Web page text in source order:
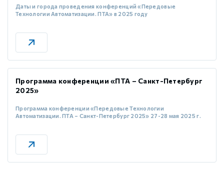
Даты и города проведения конференций «Передовые
Технологии Автоматизации. ПТА» в 2025 году
Программа конференции «ПТА – Санкт-Петербург
2025»
Программа конференции «Передовые Технологии
Автоматизации. ПТА – Санкт-Петербург 2025» 27-28 мая 2025 г.